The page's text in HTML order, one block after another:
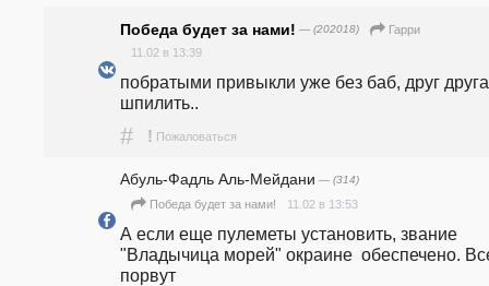
Победа будет за нами! — (202018)
Гарри
11.02 в 13:39
побратыми привыкли уже без баб, друг друга
шпилить..
# ! Пожаловаться
Абуль-Фадль Аль-Мейдани — (314)
Победа будет за нами! 11.02 в 13:53
А если еще пулеметы установить, звание
"Владычица морей" окраине  обеспечено.
порвут